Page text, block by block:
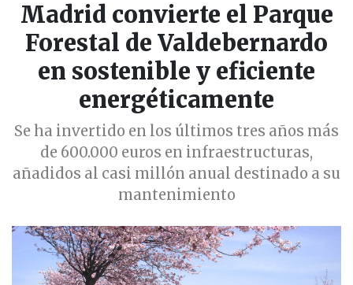
Madrid convierte el Parque
Forestal de Valdebernardo
en sostenible y eficiente
energéticamente
Se ha invertido en los últimos tres años más
de 600.000 euros en infraestructuras,
añadidos al casi millón anual destinado a su
mantenimiento